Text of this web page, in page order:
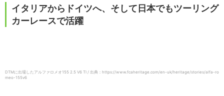
イタリアからドイツへ、そして日本でもツーリング
カーレースで活躍
DTMに出場したアルファロメオ155 2.5 V6 TI / 出典：https://www.fcaheritage.com/en-uk/heritage/stories/alfa-ro
meo-155v6